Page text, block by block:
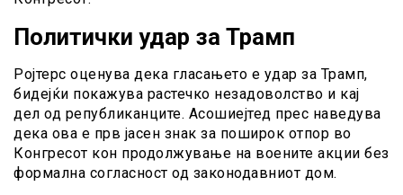
Политички удар за Трамп
Ројтерс оценува дека гласањето е удар за Трамп,
бидејќи покажува растечко незадоволство и кај
дел од републиканците. Асошиејтед прес наведува
дека ова е прв јасен знак за поширок отпор во
Конгресот кон продолжување на воените акции без
формална согласност од законодавниот дом.